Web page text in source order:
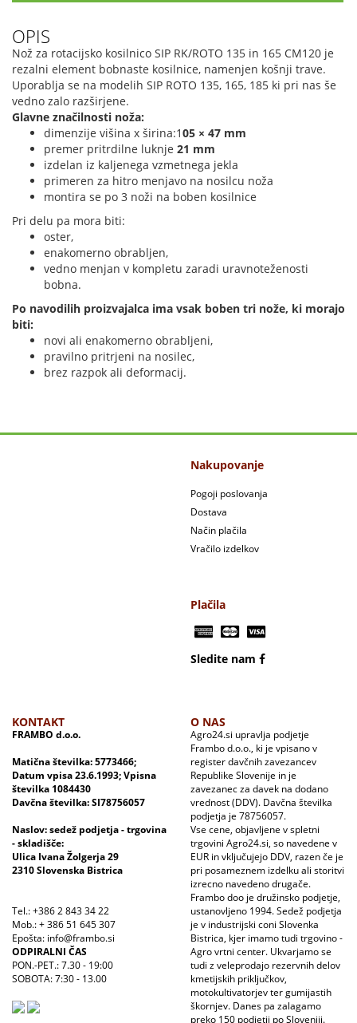
OPIS
Nož za rotacijsko kosilnico SIP RK/ROTO 135 in 165 CM120 je
rezalni element bobnaste kosilnice, namenjen košnji trave.
Uporablja se na modelih SIP ROTO 135, 165, 185 ki pri nas še
vedno zalo razširjene.
Glavne značilnosti noža:
dimenzije višina x širina:105 × 47 mm
premer pritrdilne luknje 21 mm
izdelan iz kaljenega vzmetnega jekla
primeren za hitro menjavo na nosilcu noža
montira se po 3 noži na boben kosilnice
Pri delu pa mora biti:
oster,
enakomerno obrabljen,
vedno menjan v kompletu zaradi uravnoteženosti
bobna.
Po navodilih proizvajalca ima vsak boben tri nože, ki morajo
biti:
novi ali enakomerno obrabljeni,
pravilno pritrjeni na nosilec,
brez razpok ali deformacij.
Nakupovanje
Pogoji poslovanja
Dostava
Način plačila
Vračilo izdelkov
Plačila
Sledite nam
KONTAKT
FRAMBO d.o.o.
Matična številka: 5773466;
Datum vpisa 23.6.1993; Vpisna
številka 1084430
Davčna številka: SI78756057
Naslov: sedež podjetja - trgovina
- skladišče:
Ulica Ivana Žolgerja 29
2310 Slovenska Bistrica
Tel.: +386 2 843 34 22
Mob.: + 386 51 645 307
Epošta: info@frambo.si
ODPIRALNI ČAS
PON.-PET.: 7.30 - 19:00
SOBOTA: 7:30 - 13.00
O NAS
Agro24.si upravlja podjetje
Frambo d.o.o., ki je vpisano v
register davčnih zavezancev
Republike Slovenije in je
zavezanec za davek na dodano
vrednost (DDV). Davčna številka
podjetja je 78756057.
Vse cene, objavljene v spletni
trgovini Agro24.si, so navedene v
EUR in vključujejo DDV, razen če je
pri posameznem izdelku ali storitvi
izrecno navedeno drugače.
Frambo doo je družinsko podjetje,
ustanovljeno 1994. Sedež podjetja
je v industrijski coni Slovenka
Bistrica, kjer imamo tudi trgovino -
Agro vrtni center. Ukvarjamo se
tudi z veleprodajo rezervnih delov
kmetijskih priključkov,
motokultivatorjev ter gumijastih
škornjev. Danes pa zalagamo
preko 150 podjetij po Sloveniji.